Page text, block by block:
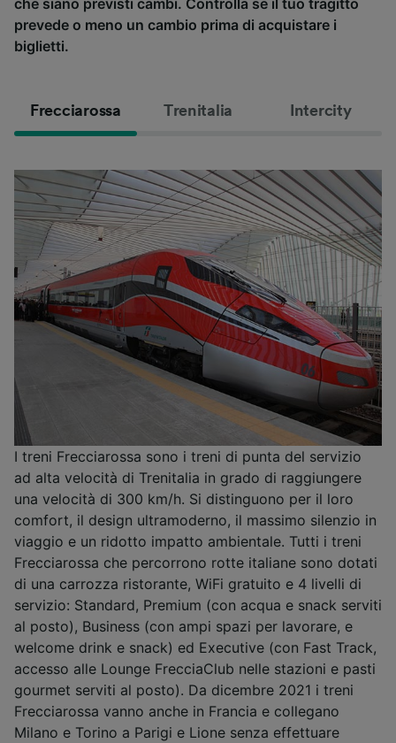
che siano previsti cambi. Controlla se il tuo tragitto
prevede o meno un cambio prima di acquistare i
biglietti.
Frecciarossa Trenitalia Intercity
I treni Frecciarossa sono i treni di punta del servizio
ad alta velocità di Trenitalia in grado di raggiungere
una velocità di 300 km/h. Si distinguono per il loro
comfort, il design ultramoderno, il massimo silenzio in
viaggio e un ridotto impatto ambientale. Tutti i treni
Frecciarossa che percorrono rotte italiane sono dotati
di una carrozza ristorante, WiFi gratuito e 4 livelli di
servizio: Standard, Premium (con acqua e snack serviti
al posto), Business (con ampi spazi per lavorare, e
welcome drink e snack) ed Executive (con Fast Track,
accesso alle Lounge FrecciaClub nelle stazioni e pasti
gourmet serviti al posto). Da dicembre 2021 i treni
Frecciarossa vanno anche in Francia e collegano
Milano e Torino a Parigi e Lione senza effettuare